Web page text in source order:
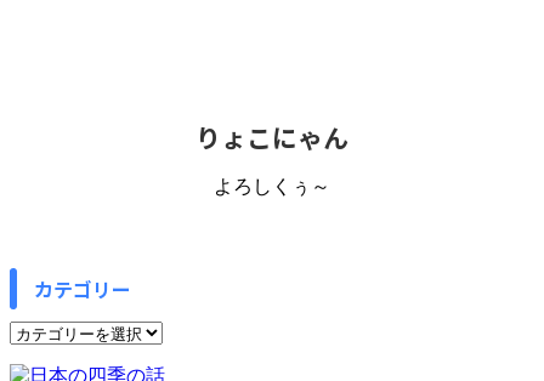
りょこにゃん
よろしくぅ～
カテゴリー
カ